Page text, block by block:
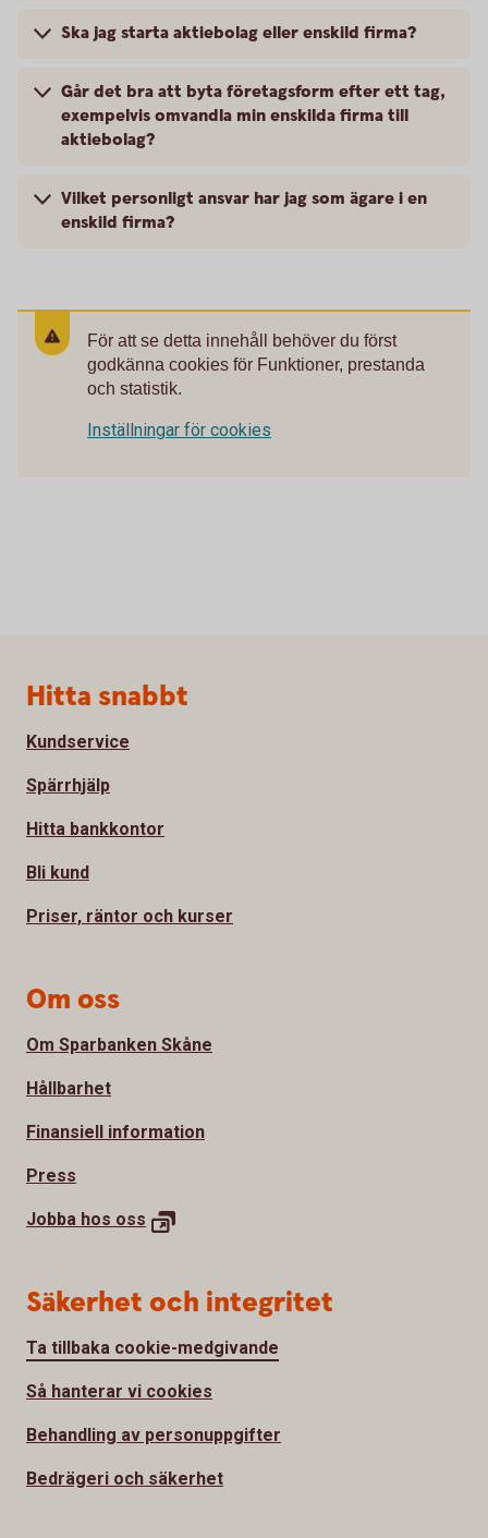
Ska jag starta aktiebolag eller enskild firma?
Går det bra att byta företagsform efter ett tag,
exempelvis omvandla min enskilda firma till
aktiebolag?
Vilket personligt ansvar har jag som ägare i en
enskild firma?
För att se detta innehåll behöver du först
godkänna cookies för Funktioner, prestanda
och statistik.
Inställningar för cookies
Sidfot
Hitta snabbt
Kundservice
Spärrhjälp
Hitta bankkontor
Bli kund
Priser, räntor och kurser
Om oss
Om Sparbanken Skåne
Hållbarhet
Finansiell information
Press
Jobba hos oss
Säkerhet och integritet
Ta tillbaka cookie-medgivande
Så hanterar vi cookies
Behandling av personuppgifter
Bedrägeri och säkerhet